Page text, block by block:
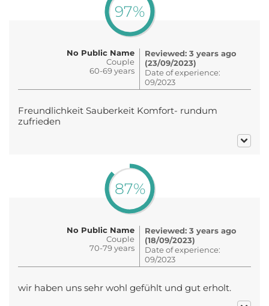
97%
No Public Name
Couple
60-69 years
Reviewed: 3 years ago
(23/09/2023)
Date of experience:
09/2023
Freundlichkeit Sauberkeit Komfort- rundum
zufrieden
87%
No Public Name
Couple
70-79 years
Reviewed: 3 years ago
(18/09/2023)
Date of experience:
09/2023
wir haben uns sehr wohl gefühlt und gut erholt.